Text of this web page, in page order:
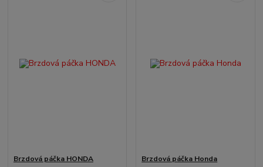
Brzdová páčka HONDA
Brzdová páčka Honda